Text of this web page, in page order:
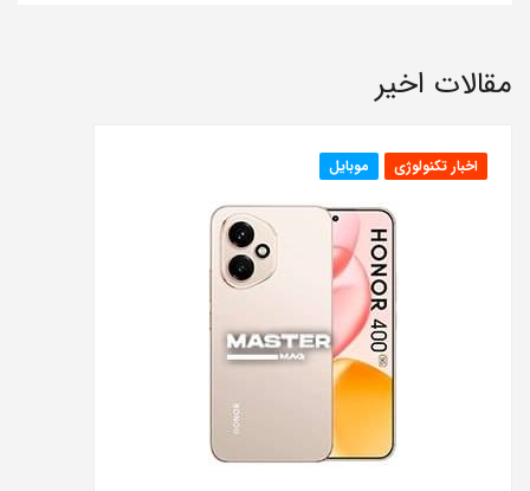
مقالات اخیر
اخبار تکنولوژی موبایل